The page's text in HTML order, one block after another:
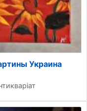
Украина